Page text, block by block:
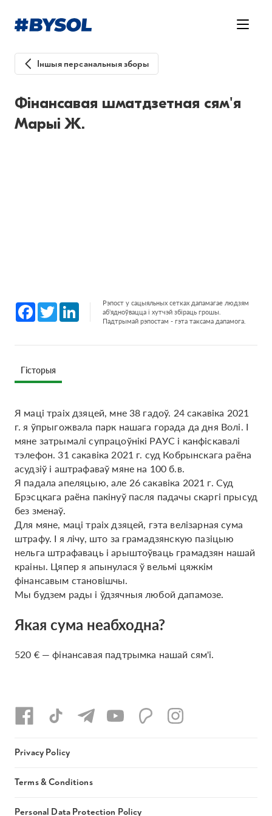
Іншыя персанальныя зборы
Фінансавая шматдзетная сям'я
Марыі Ж.
Facebook
Twitter LinkedInРэпост у сацыяльных сетках дапамагае людзям
аб'ядноўвацца і хутчэй збіраць грошы.
Падтрымай рэпостам - гэта таксама дапамога.
Гісторыя
Я маці траіх дзяцей, мне 38 гадоў. 24 сакавіка 2021
г. я ўпрыгожвала парк нашага горада да дня Волі. І
мяне затрымалі супрацоўнікі РАУС і канфіскавалі
тэлефон. 31 сакавіка 2021 г. суд Кобрынскага раёна
асудзіў і аштрафаваў мяне на 100 б.в.
Я падала апеляцыю, але 26 сакавіка 2021 г. Суд
Брэсцкага раёна пакінуў пасля падачы скаргі прысуд
без зменаў.
Для мяне, маці траіх дзяцей, гэта велізарная сума
штрафу. І я лічу, што за грамадзянскую пазіцыю
нельга штрафаваць і арыштоўваць грамадзян нашай
краіны. Цяпер я апынулася ў вельмі цяжкім
фінансавым становішчы.
Мы будзем рады і ўдзячныя любой дапамозе.
Якая сума неабходна?
520 € — фінансавая падтрымка нашай сям'і.
Privacy Policy
Terms & Conditions
Personal Data Protection Policy